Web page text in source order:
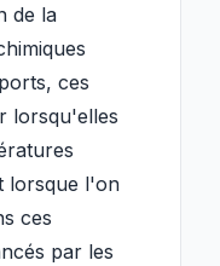
de la
ces
lorsqu'elles
lorsque l'on
ces
par les